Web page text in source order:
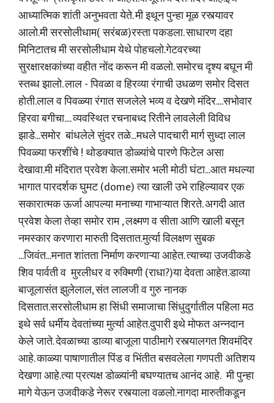
आध्यात्मिक शांती अनुभवता येते. मी इथून पुन्हा मूळ रस्त्यावर
आलो.मी सरसोलीधाम( सरंबळ)रस्ता पकडला. साधारण दहा
मिनिटातच मी सरसोलीधाम येथे पोहचलो.गेटवरच्या
सुरक्षारक्षकांच्या वहीत नोंद करून मी वळलो. समोरच दृश्य बघून मी
स्तब्ध झालो. लाल - पिवळा व हिरव्या रंगाची उधळण समोर दिसत
होती.लाल व पिवळ्या रंगात सजलेले भव्य व देखणे मंदिर....सभोवार
हिरवा बगीचा.... व्यवस्थित रचनाबध्द रितीने लावलेली विविध
झाडे...समोर बांधलेले सुंदर तळे...मधले पादचारी मार्ग सुध्दा लाल
पिवळ्या फरशींचे ! थोडक्यात डोळ्यांचे पारणे फिटेल असा
देखावा.मी मंदिरात प्रवेश केला.समोर भली मोठी घंटा...आत मधल्या
भागात पारदर्शक घुमट (dome) त्या खाली उभे राहिल्यावर एक
सकारात्मक ऊर्जा आपल्या मनाच्या गाभाऱ्यात शिरते. अगदी आत
प्रवेश केला तेव्हा समोर राम , लक्ष्मण व सीता आणि खाली बसून
नमस्कार करणारा मारुती दिसतात.मुर्त्या विलक्षण सुबक
...जिवंत...मनात शांतता निर्माण करणाऱ्या आहेत. त्याच्या उजवीकडे
शिव पार्वती व मुरलीधर व रुक्मिणी (राधा?)या देवता आहेत.डाव्या
बाजूलासंत झुलेलाल, संत लालजी व गुरु नानक
दिसतात.सरसोलीधाम हा सिंधी समाजाचा सिंधुदुर्गातील पहिला मठ
इथे सर्व धर्मीय देवतांच्या मुर्त्या आहेत.दुपारी इथे मोफत अन्नदान
केले जाते. देवळाच्या डाव्या बाजूला पाठीमागे रस्त्यालगत शिवमंदिर
आहे. काळ्या पाषाणातील पिंड व भिंतीत बसवलेला गणपती अतिशय
देखणा आहे.त्या प्रत्यक्ष डोळ्यांनी बघण्यातच आनंद आहे. मी पुन्हा
मागे येऊन उजवीकडे नेरूर रस्त्याला वळलो.नागदा मारुतीकडून